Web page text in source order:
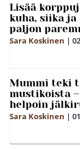
Lisää
kuha, siika
paljon
Sara Koskinen |
Mummi teki
mustikoista
helpoin
Sara Koskinen |